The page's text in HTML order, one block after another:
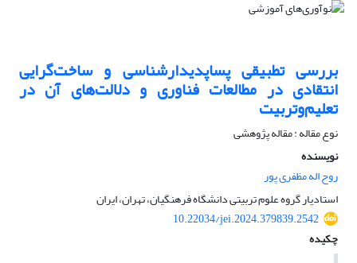
بررسی تطبیقی پساپدیدارشناسی و ساخت‌گرایی
انتقادی در مطالعات فناوری و دلالت‌های آن در
تعلیم‌وتربیت
نوع مقاله : مقاله پژوهشی
نویسنده
روح اله مظفری پور
استادیار گروه علوم تربیتی دانشگاه فرهنگیان، تهران، ایران
10.22034/jei.2024.379839.2542
چکیده